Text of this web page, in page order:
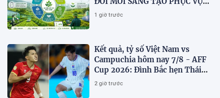
CHUYỂN ĐỔI KÉP VÀ PHÁT
1 giờ trước
Kết quả, tỷ số Việt Nam vs
Campuchia hôm nay 7/8 - AFF
Cup 2026: Đình Bắc hẹn Thái
Lan ở chung kết?
2 giờ trước